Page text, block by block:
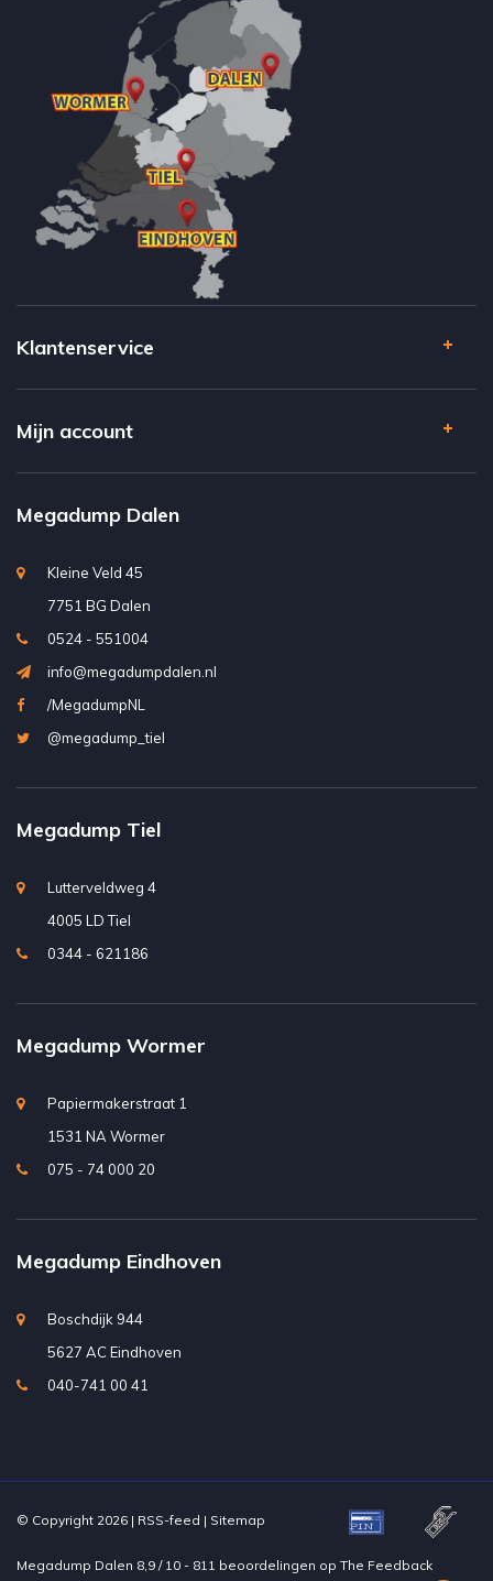
Klantenservice
Mijn account
Megadump Dalen
Kleine Veld 45
7751 BG Dalen
0524 - 551004
info@megadumpdalen.nl
/MegadumpNL
@megadump_tiel
Megadump Tiel
Lutterveldweg 4
4005 LD Tiel
0344 - 621186
Megadump Wormer
Papiermakerstraat 1
1531 NA Wormer
075 - 74 000 20
Megadump Eindhoven
Boschdijk 944
5627 AC Eindhoven
040-741 00 41
© Copyright 2026 | RSS-feed | Sitemap
Megadump Dalen 8,9 / 10 - 811 beoordelingen op The Feedback